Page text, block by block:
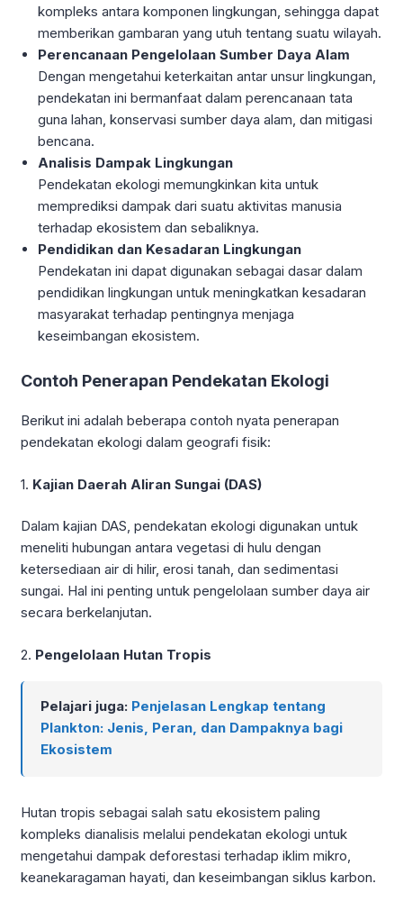
kompleks antara komponen lingkungan, sehingga dapat
memberikan gambaran yang utuh tentang suatu wilayah.
Perencanaan Pengelolaan Sumber Daya Alam
Dengan mengetahui keterkaitan antar unsur lingkungan,
pendekatan ini bermanfaat dalam perencanaan tata
guna lahan, konservasi sumber daya alam, dan mitigasi
bencana.
Analisis Dampak Lingkungan
Pendekatan ekologi memungkinkan kita untuk
memprediksi dampak dari suatu aktivitas manusia
terhadap ekosistem dan sebaliknya.
Pendidikan dan Kesadaran Lingkungan
Pendekatan ini dapat digunakan sebagai dasar dalam
pendidikan lingkungan untuk meningkatkan kesadaran
masyarakat terhadap pentingnya menjaga
keseimbangan ekosistem.
Contoh Penerapan Pendekatan Ekologi
Berikut ini adalah beberapa contoh nyata penerapan
pendekatan ekologi dalam geografi fisik:
1. Kajian Daerah Aliran Sungai (DAS)
Dalam kajian DAS, pendekatan ekologi digunakan untuk
meneliti hubungan antara vegetasi di hulu dengan
ketersediaan air di hilir, erosi tanah, dan sedimentasi
sungai. Hal ini penting untuk pengelolaan sumber daya air
secara berkelanjutan.
2. Pengelolaan Hutan Tropis
Pelajari juga: Penjelasan Lengkap tentang
Plankton: Jenis, Peran, dan Dampaknya bagi
Ekosistem
Hutan tropis sebagai salah satu ekosistem paling
kompleks dianalisis melalui pendekatan ekologi untuk
mengetahui dampak deforestasi terhadap iklim mikro,
keanekaragaman hayati, dan keseimbangan siklus karbon.